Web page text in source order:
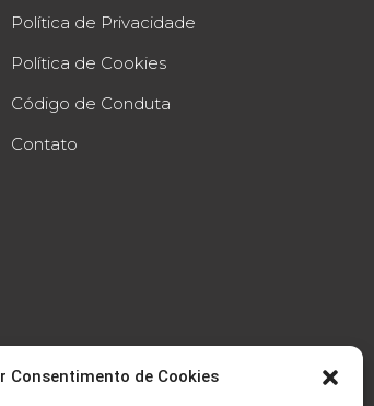
Consentimento de Cookies
Política de Privacidade
Política de Cookies
Código de Conduta
Contato